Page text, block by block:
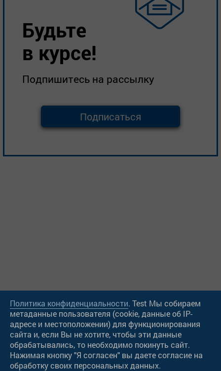
Будьте
в курсе!
Подпишитесь на рассылку
Подписаться
Политика конфиденциальности. Test Мы собираем
метаданные пользователя (cookie, данные об IP-
адресе и местоположении) для функционирования
сайта и, если Вы не хотите, чтобы эти данные
обрабатывались, то необходимо покинуть сайт.
Нажимая кнопку "Я согласен" вы даете согласие на
обработку своих персональных данных.